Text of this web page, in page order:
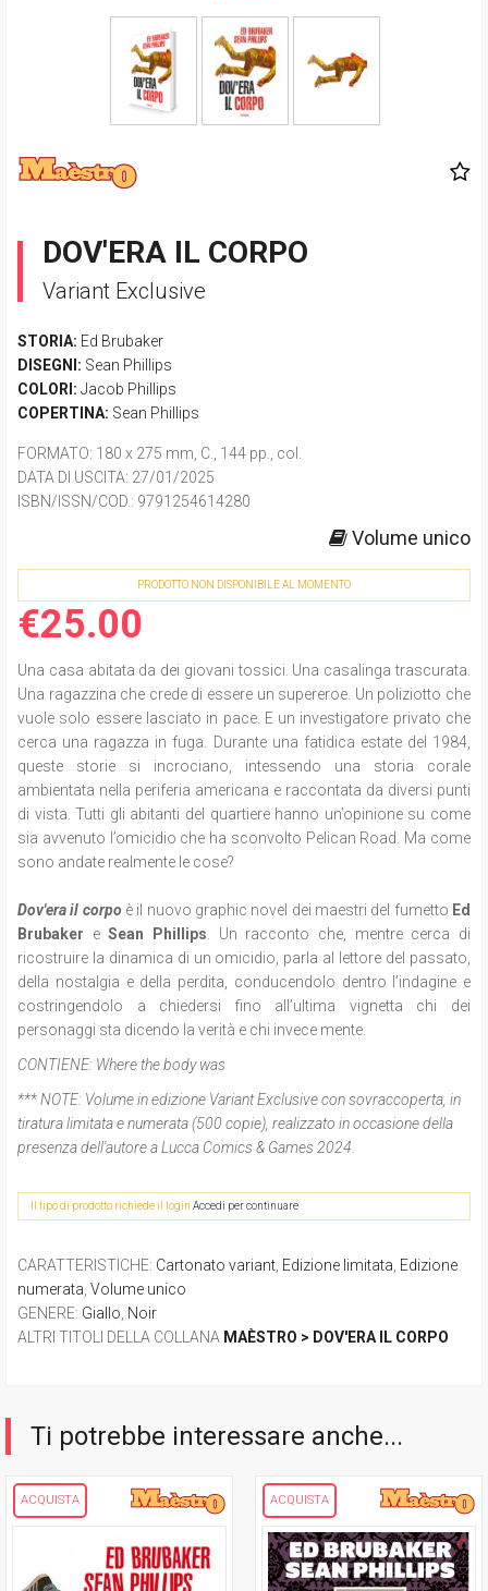
DOV'ERA IL CORPO
Variant Exclusive
STORIA: Ed Brubaker
DISEGNI: Sean Phillips
COLORI: Jacob Phillips
COPERTINA: Sean Phillips
FORMATO: 180 x 275 mm, C., 144 pp., col.
DATA DI USCITA: 27/01/2025
ISBN/ISSN/COD.: 9791254614280
Volume unico
PRODOTTO NON DISPONIBILE AL MOMENTO
€25.00
Una casa abitata da dei giovani tossici. Una casalinga trascurata.
Una ragazzina che crede di essere un supereroe. Un poliziotto che
vuole solo essere lasciato in pace. E un investigatore privato che
cerca una ragazza in fuga. Durante una fatidica estate del 1984,
queste storie si incrociano, intessendo una storia corale
ambientata nella periferia americana e raccontata da diversi punti
di vista. Tutti gli abitanti del quartiere hanno un’opinione su come
sia avvenuto l’omicidio che ha sconvolto Pelican Road. Ma come
sono andate realmente le cose?
Dov'era il corpoè il nuovo graphic novel dei maestri del fumetto Ed
Brubaker eSean Phillips . Un racconto che, mentre cerca di
ricostruire la dinamica di un omicidio, parla al lettore del passato,
della nostalgia e della perdita, conducendolo dentro l’indagine e
costringendolo a chiedersi fino all’ultima vignetta chi dei
personaggi sta dicendo la verità e chi invece mente.
CONTIENE: Where the body was
*** NOTE: Volume in edizione Variant Exclusive con sovraccoperta, in
tiratura limitata e numerata (500 copie), realizzato in occasione della
presenza dell'autore a Lucca Comics & Games 2024.
Il tipo di prodotto richiede il login Accedi per continuare
CARATTERISTICHE: Cartonato variant Edizione limitata Edizione
numerata Volume unico
GENERE: Giallo Noir
ALTRI TITOLI DELLA COLLANA MAÈSTRO > DOV'ERA IL CORPO
Ti potrebbe interessare anche...
ACQUISTA ACQUISTA